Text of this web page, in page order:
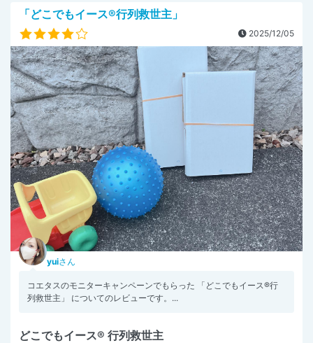
「どこでもイース®行列救世主」
2025/12/05
yuiさん
コエタスのモニターキャンペーンでもらった 「どこでもイース®行
列救世主」 についてのレビューです。...
どこでもイース® 行列救世主